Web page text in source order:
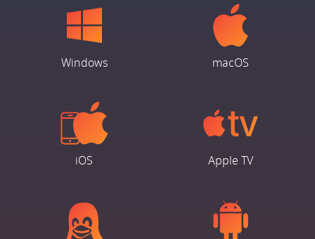
Windows macOS
iOS Apple TV